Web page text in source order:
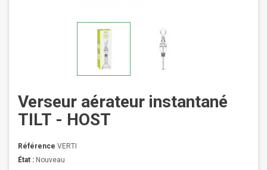
Verseur aérateur instantané
TILT - HOST
Référence VERTI
État : Nouveau